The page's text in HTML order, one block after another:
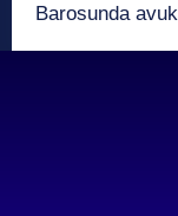
Barosunda